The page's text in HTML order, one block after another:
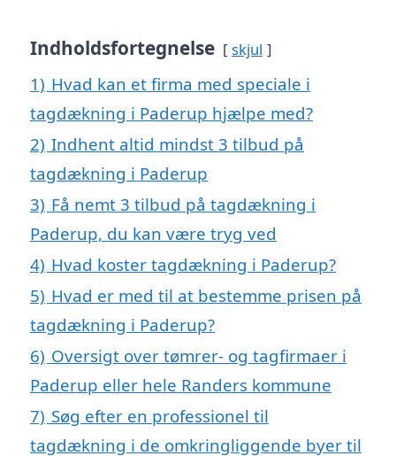
Indholdsfortegnelse skjul
1) Hvad kan et firma med speciale i
tagdækning i Paderup hjælpe med?
2) Indhent altid mindst 3 tilbud på
tagdækning i Paderup
3) Få nemt 3 tilbud på tagdækning i
Paderup, du kan være tryg ved
4) Hvad koster tagdækning i Paderup?
5) Hvad er med til at bestemme prisen på
tagdækning i Paderup?
6) Oversigt over tømrer- og tagfirmaer i
Paderup eller hele Randers kommune
7) Søg efter en professionel til
tagdækning i de omkringliggende byer til